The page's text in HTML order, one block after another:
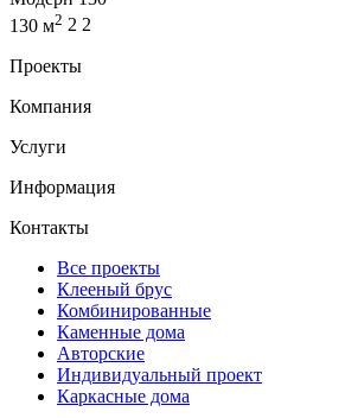
130 м2 2 2
Проекты
Компания
Услуги
Информация
Контакты
Все проекты
Клееный брус
Комбинированные
Каменные дома
Авторские
Индивидуальный проект
Каркасные дома